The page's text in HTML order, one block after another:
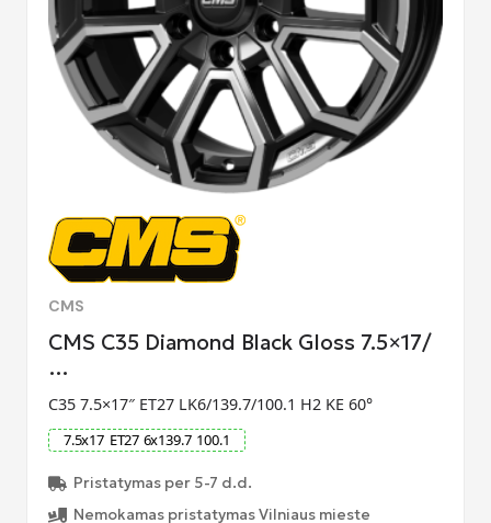
CMS
CMS C35 Diamond Black Gloss 7.5×17/
…
C35 7.5×17″ ET27 LK6/139.7/100.1 H2 KE 60°
7.5x17 ET27 6x139.7 100.1
Pristatymas per 5-7 d.d.
Nemokamas pristatymas Vilniaus mieste